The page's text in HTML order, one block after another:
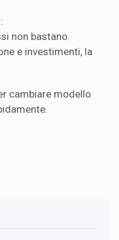
non bastano.
e investimenti, la
cambiare modello